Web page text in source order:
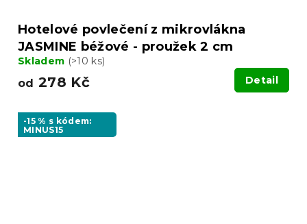
Hotelové povlečení z mikrovlákna
JASMINE béžové - proužek 2 cm
Skladem (>10 ks)
od 278 Kč Detail
-15 % s kódem:
MINUS15